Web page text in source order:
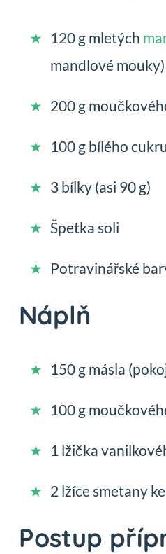
120 g mletých
mandlové mouky)
200 g
100 g bílého
3 bílky (asi 90 g)
Špetka soli
Potravinářské
Náplň
150 g másla
100 g
1 lžička
2 lžíce smetany
Postup